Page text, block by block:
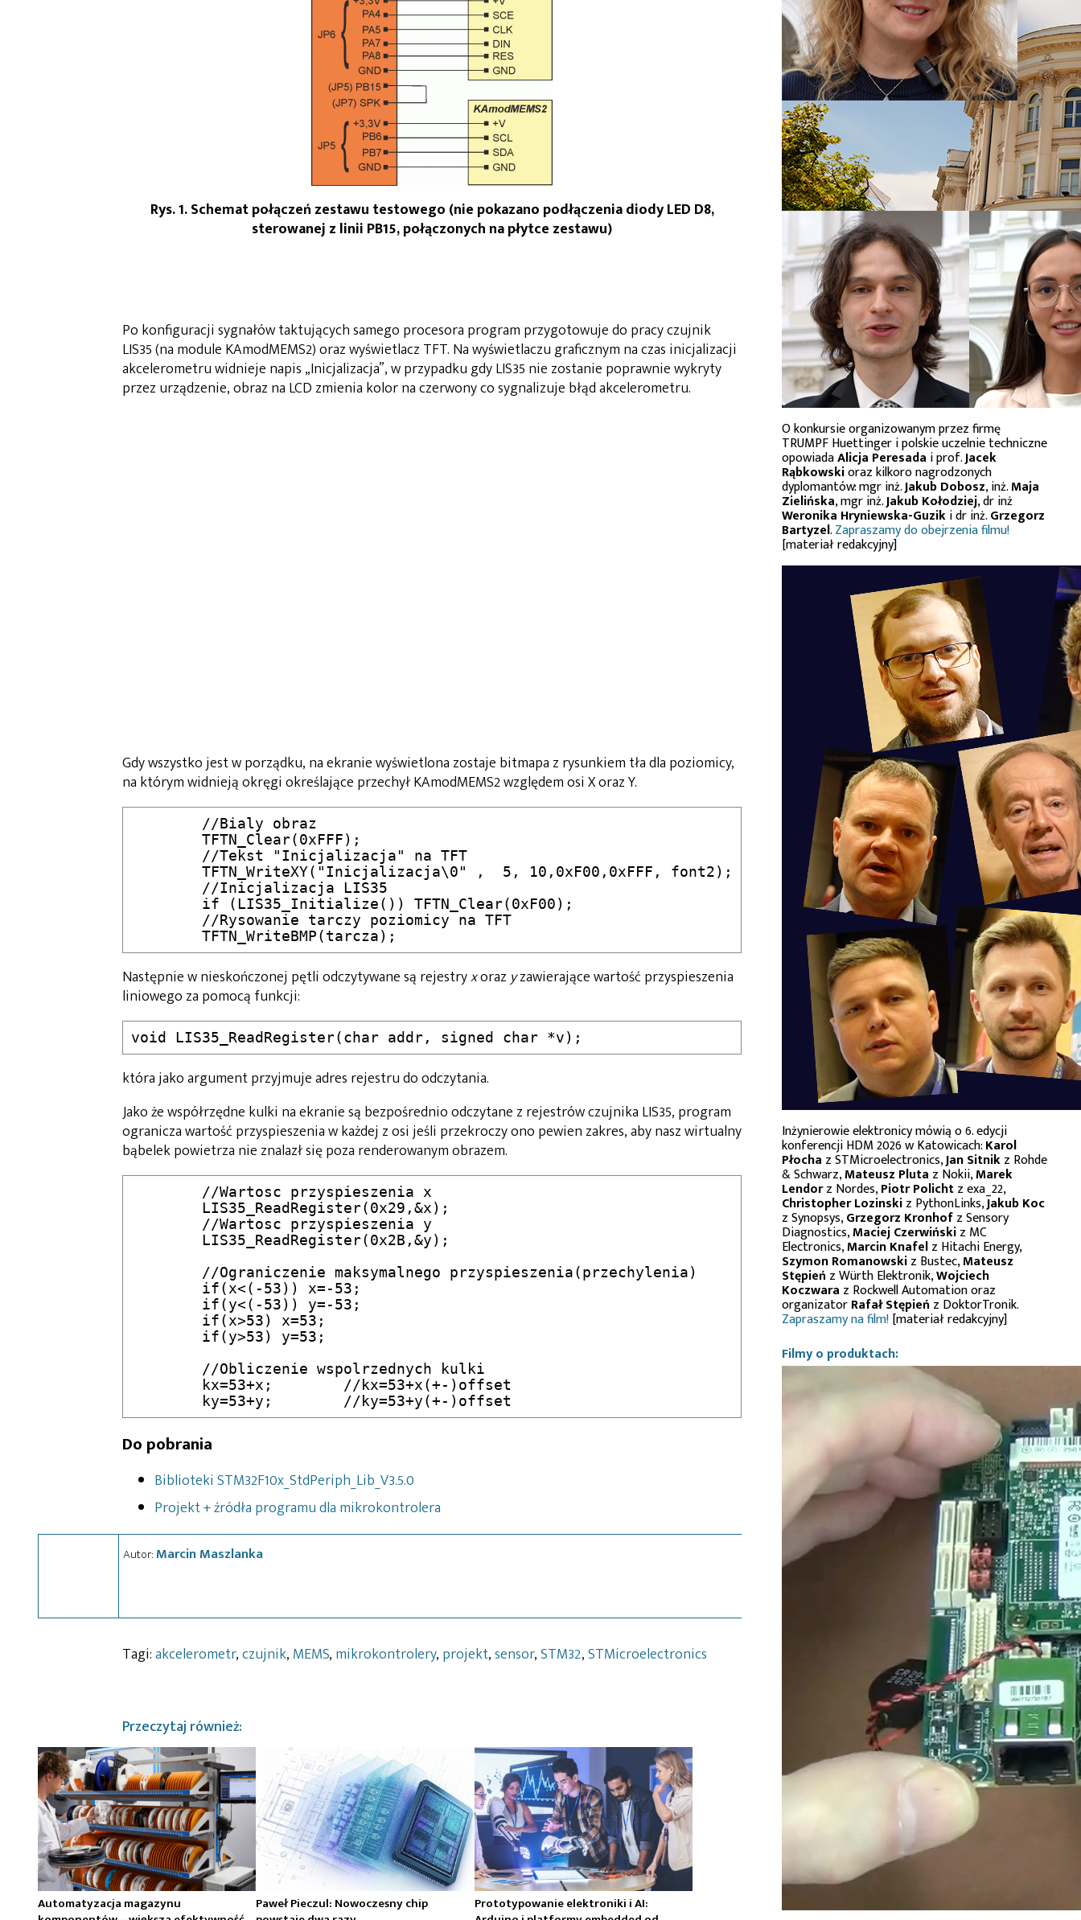
Rys. 1. Schemat połączeń zestawu testowego (nie pokazano podłączenia diody LED D8,
sterowanej z linii PB15, połączonych na płytce zestawu)
Po konfiguracji sygnałów taktujących samego procesora program przygotowuje do pracy czujnik
LIS35 (na module KAmodMEMS2) oraz wyświetlacz TFT. Na wyświetlaczu graficznym na czas inicjalizacji
akcelerometru widnieje napis „Inicjalizacja”, w przypadku gdy LIS35 nie zostanie poprawnie wykryty
przez urządzenie, obraz na LCD zmienia kolor na czerwony co sygnalizuje błąd akcelerometru.
Gdy wszystko jest w porządku, na ekranie wyświetlona zostaje bitmapa z rysunkiem tła dla poziomicy,
na którym widnieją okręgi określające przechył KAmodMEMS2 względem osi X oraz Y.
Następnie w nieskończonej pętli odczytywane są rejestryxoraz yzawierające wartość przyspieszenia
liniowego za pomocą funkcji:
która jako argument przyjmuje adres rejestru do odczytania.
Jako że współrzędne kulki na ekranie są bezpośrednio odczytane z rejestrów czujnika LIS35, program
ogranicza wartość przyspieszenia w każdej z osi jeśli przekroczy ono pewien zakres, aby nasz wirtualny
bąbelek powietrza nie znalazł się poza renderowanym obrazem.
Do pobrania
Biblioteki STM32F10x_StdPeriph_Lib_V3.5.0
Projekt + źródła programu dla mikrokontrolera
Autor:Marcin Maszlanka
Tagi:akcelerometr,czujnik, MEMS, mikrokontrolery, projekt,sensor,STM32,STMicroelectronics
Przeczytaj również:
Automatyzacja magazynu
Paweł Pieczul: Nowoczesny chip
Prototypowanie elektroniki i AI:
O konkursie organizowanym przez firmę
TRUMPF Huettinger i polskie uczelnie techniczne
opowiadaAlicja Peresada i prof.Jacek
Rąbkowskioraz kilkoro nagrodzonych
dyplomantów: mgr inż.Jakub Dobosz, inż.Maja
Zielińska, mgr inż.Jakub Kołodziej, dr inż
Weronika Hryniewska-Guziki dr inż.Grzegorz
Bartyzel.Zapraszamy do obejrzenia filmu!
[materiał redakcyjny]
Inżynierowie elektronicy mówią o 6. edycji
konferencji HDM 2026 w Katowicach:Karol
Płocha z STMicroelectronics,Jan Sitnikz Rohde
& Schwarz,Mateusz Pluta z Nokii,Marek
Lendorz Nordes,Piotr Polichtz exa_22,
Christopher Lozinskiz PythonLinks,Jakub Koc
z Synopsys,Grzegorz Kronhofz Sensory
Diagnostics,Maciej Czerwińskiz MC
Electronics,Marcin Knafelz Hitachi Energy,
Szymon Romanowskiz Bustec,Mateusz
Stępień z Würth Elektronik,Wojciech
Koczwara z Rockwell Automation oraz
organizatorRafał Stępień z DoktorTronik.
Zapraszamy na film![materiał redakcyjny]
Filmy o produktach: